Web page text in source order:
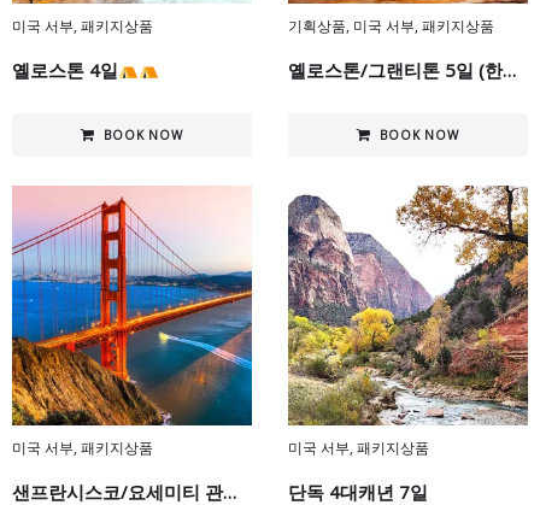
미국 서부,패키지상품
옐로스톤 4일
BOOK NOW
기획상품, 미국 서부,패키지상품
옐로스톤/그랜티톤 5일 (한정판매)
BOOK NOW
미국 서부,패키지상품
샌프란시스코/요세미티 관광 5일
미국 서부,패키지상품
단독 4대캐년 7일